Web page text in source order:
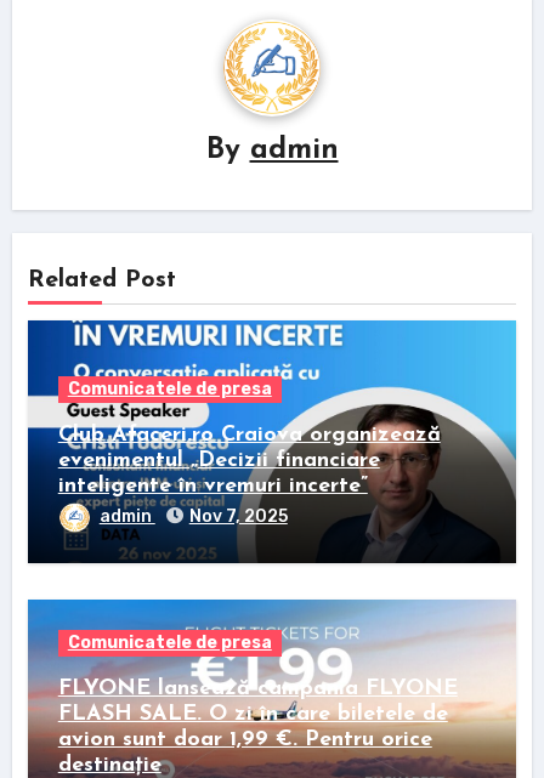
By admin
Related Post
Comunicatele de presa
Club Afaceri.ro Craiova organizează
evenimentul „Decizii financiare
inteligente în vremuri incerte”
admin Nov 7, 2025
Comunicatele de presa
FLYONE lansează campania FLYONE
FLASH SALE. O zi în care biletele de
avion sunt doar 1,99 €. Pentru orice
destinație